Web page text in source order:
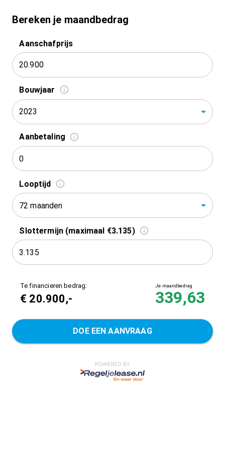
Bereken je maandbedrag
Aanschafprijs
Bouwjaar
2023
Aanbetaling
Looptijd
72 maanden
Slottermijn (maximaal €3.135)
Te financieren bedrag:
€ 20.900,-
Je maandbedrag
339,63
DOE EEN AANVRAAG